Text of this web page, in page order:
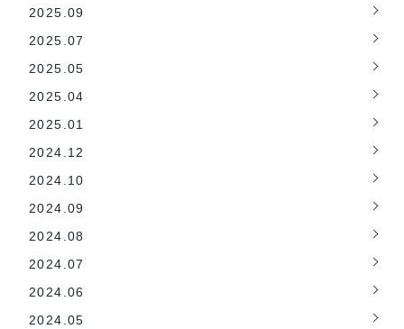
2025.09
2025.07
2025.05
2025.04
2025.01
2024.12
2024.10
2024.09
2024.08
2024.07
2024.06
2024.05